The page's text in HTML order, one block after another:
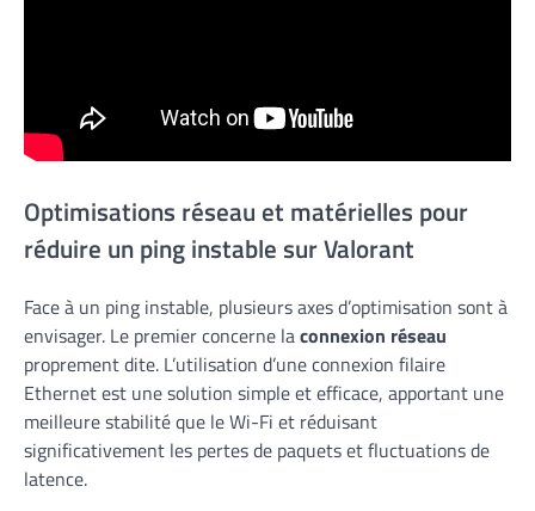
Optimisations réseau et matérielles pour
réduire un ping instable sur Valorant
Face à un ping instable, plusieurs axes d’optimisation sont à
envisager. Le premier concerne laconnexion réseau
proprement dite. L’utilisation d’une connexion filaire
Ethernet est une solution simple et efficace, apportant une
meilleure stabilité que le Wi-Fi et réduisant
significativement les pertes de paquets et fluctuations de
latence.